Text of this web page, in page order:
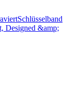
Designed &amp;